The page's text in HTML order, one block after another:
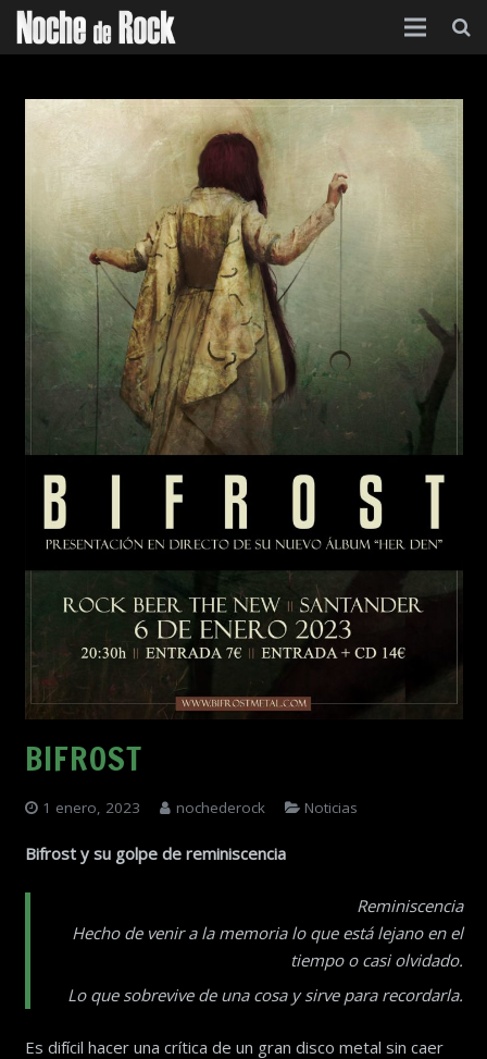
Categorías
Agenda
Contacto
Acerca de
BIFROST
1 enero, 2023 nochederock Noticias
Bifrost y su golpe de reminiscencia
Reminiscencia
Hecho de venir a la memoria lo que está lejano en el
tiempo o casi olvidado.
Lo que sobrevive de una cosa y sirve para recordarla.
Es difícil hacer una crítica de un gran disco metal sin caer